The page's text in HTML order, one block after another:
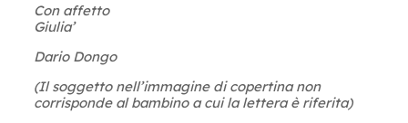
Con affetto
Giulia’
Dario Dongo
(Il soggetto nell’immagine di copertina non
corrisponde al bambino a cui la lettera è riferita)